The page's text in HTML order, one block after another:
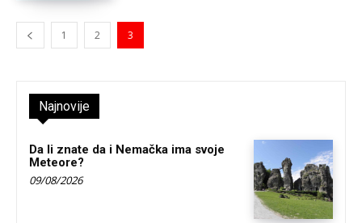
1 2 3
Najnovije
Da li znate da i Nemačka ima svoje
Meteore?
09/08/2026